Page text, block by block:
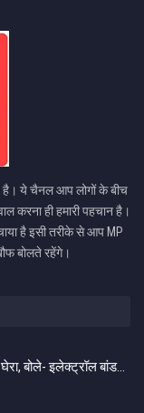
ये चैनल आप लोगों के बीच
करना ही हमारी पहचान है।
है इसी तरीके से आप MP
बोलते रहेंगे।
बोले- इलेक्ट्रॉल बांड…